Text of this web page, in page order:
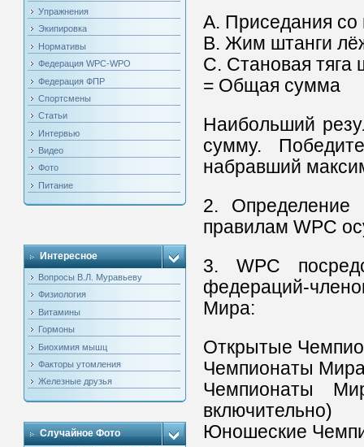
Упражнения
Экипировка
Нормативы
Федерация WPC-WPO
Федерация ФПР
Спортсмены
Статьи
Интервью
Видео
Фото
Питание
Интересное
Вопросы В.Л. Муравьеву
Физиология
Витамины
Гормоны
Биохимия мышц
Факторы утомления
Железные друзья
Случайное Фото
А. Приседания со
B. Жим штанги
C. Становая тяга
= Общая сумма
Наибольший
сумму.
набравший
2. Определение
правилам WPC
3. WPC
федераций-
Мира:
Открытые
Чемпионаты
Чемпионаты
включительно)
Юношеские